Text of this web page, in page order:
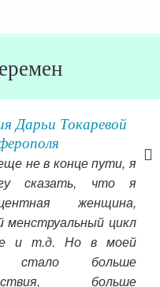
Дарьи Токаревой
не в конце пути, я
сказать, что я
женщина,
менструальный цикл
и т.д. Но в моей
стало больше
больше